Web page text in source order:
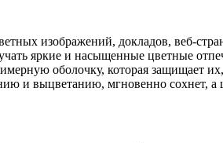
изображений, докладов, веб-
яркие и насыщенные цветные
оболочку, которая защищает их,
и выцветанию, мгновенно сохнет, а